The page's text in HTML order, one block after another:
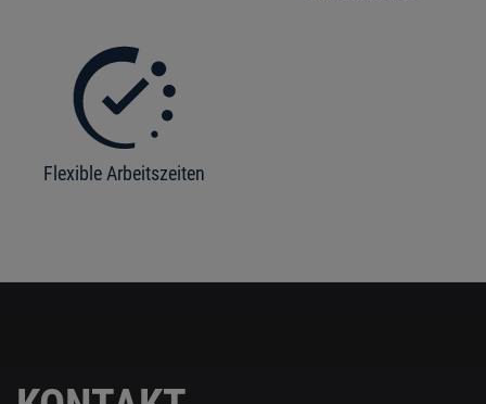
Flexible Arbeitszeiten